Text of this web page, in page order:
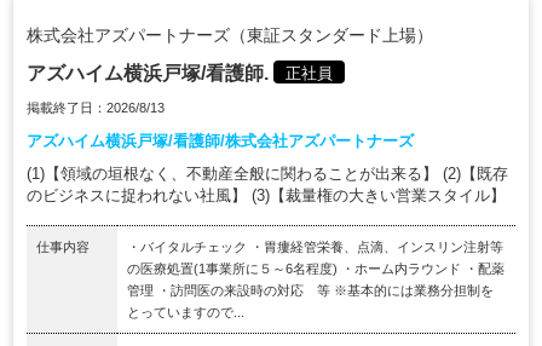
株式会社アズパートナーズ（東証スタンダード上場）
アズハイム横浜戸塚/看護師. 正社員
掲載終了日：2026/8/13
アズハイム横浜戸塚/看護師/株式会社アズパートナーズ
(1)【領域の垣根なく、不動産全般に関わることが出来る】 (2)【既存
のビジネスに捉われない社風】 (3)【裁量権の大きい営業スタイル】
仕事内容
・バイタルチェック ・胃瘻経管栄養、点滴、インスリン注射等
の医療処置(1事業所に５～6名程度) ・ホーム内ラウンド ・配薬
管理 ・訪問医の来設時の対応 等 ※基本的には業務分担制を
とっていますので...